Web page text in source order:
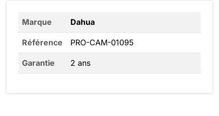
Marque Dahua
Référence PRO-CAM-01095
Garantie 2 ans